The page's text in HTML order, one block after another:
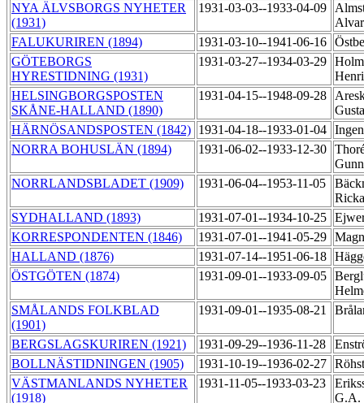
NYA ÄLVSBORGS NYHETER
(1931)
1931-03-03--1933-04-09
FALUKURIREN (1894)
1931-03-10--1941-06-16
GÖTEBORGS
HYRESTIDNING (1931)
1931-03-27--1934-03-29
HELSINGBORGSPOSTEN
SKÅNE-HALLAND (1890)
1931-04-15--1948-09-28
HÄRNÖSANDSPOSTEN (1842) 1931-04-18--1933-01-04
NORRA BOHUSLÄN (1894)
1931-06-02--1933-12-30
NORRLANDSBLADET (1909)
1931-06-04--1953-11-05
SYDHALLAND (1893)
1931-07-01--1934-10-25
KORRESPONDENTEN (1846)
1931-07-01--1941-05-29
HALLAND (1876)
1931-07-14--1951-06-18
ÖSTGÖTEN (1874)
1931-09-01--1933-09-05
SMÅLANDS FOLKBLAD
(1901)
1931-09-01--1935-08-21
BERGSLAGSKURIREN (1921) 1931-09-29--1936-11-28
BOLLNÄSTIDNINGEN (1905)
1931-10-19--1936-02-27
VÄSTMANLANDS NYHETER
(1918)
1931-11-05--1933-03-23
G.A.